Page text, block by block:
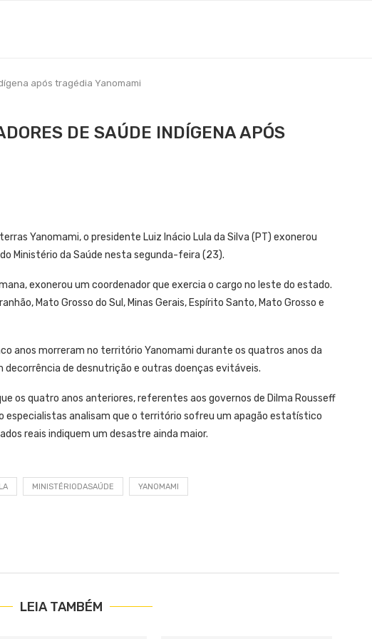
após tragédia Yanomami
DE SAÚDE INDÍGENA APÓS
Yanomami, o presidente Luiz Inácio Lula da Silva (PT) exonerou
Ministério da Saúde nesta segunda-feira (23).
exonerou um coordenador que exercia o cargo no leste do estado.
Mato Grosso do Sul, Minas Gerais, Espírito Santo, Mato Grosso e
anos morreram no território Yanomami durante os quatros anos da
de desnutrição e outras doenças evitáveis.
os quatro anos anteriores, referentes aos governos de Dilma Rousseff
especialistas analisam que o território sofreu um apagão estatístico
reais indiquem um desastre ainda maior.
MINISTÉRIODASAÚDE YANOMAMI
LEIA TAMBÉM